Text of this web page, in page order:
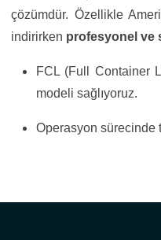
çözümdür. Özellikle
indirirken profesyonel ve
FCL (Full Container
modeli sağlıyoruz.
Operasyon sürecinde